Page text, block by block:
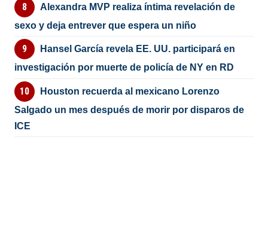
Alexandra MVP realiza íntima revelación de
sexo y deja entrever que espera un niño
Hansel García revela EE. UU. participará en
investigación por muerte de policía de NY en RD
Houston recuerda al mexicano Lorenzo
Salgado un mes después de morir por disparos de
ICE